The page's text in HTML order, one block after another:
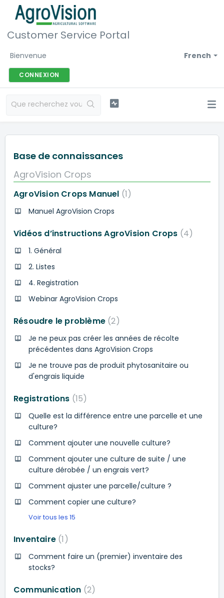
Customer Service Portal
French
Bienvenue
CONNEXION
Base de connaissances
AgroVision Crops
AgroVision Crops Manuel 1
Manuel AgroVision Crops
Vidéos d’instructions AgroVision Crops 4
1. Général
2. Listes
4. Registration
Webinar AgroVision Crops
Résoudre le problème 2
Je ne peux pas créer les années de récolte
précédentes dans AgroVision Crops
Je ne trouve pas de produit phytosanitaire ou
d'engrais liquide
Registrations 15
Quelle est la différence entre une parcelle et une
culture?
Comment ajouter une nouvelle culture?
Comment ajouter une culture de suite / une
culture dérobée / un engrais vert?
Comment ajuster une parcelle/culture ?
Comment copier une culture?
Voir tous les 15
Inventaire 1
Comment faire un (premier) inventaire des
stocks?
Communication 2